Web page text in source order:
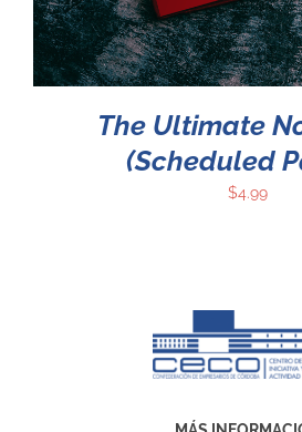
The Ultimate
(Scheduled
$4.99